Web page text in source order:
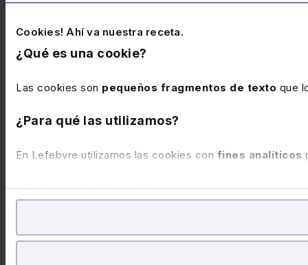
Cookies! Ahí va nuestra receta.
¿Qué es una cookie?
Las cookies son pequeños fragmentos de texto que
¿Para qué las utilizamos?
En Lefebvre utilizamos las cookies con fines analíticos
¿Qué puedes hacer?
Puedesaceptar solo las esencialespara denegar